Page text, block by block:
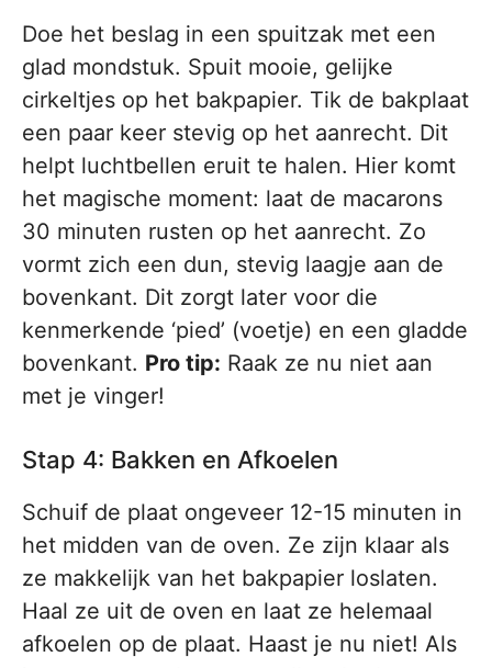
Doe het beslag in een spuitzak met een
glad mondstuk. Spuit mooie, gelijke
cirkeltjes op het bakpapier. Tik de bakplaat
een paar keer stevig op het aanrecht. Dit
helpt luchtbellen eruit te halen. Hier komt
het magische moment: laat de macarons
30 minuten rusten op het aanrecht. Zo
vormt zich een dun, stevig laagje aan de
bovenkant. Dit zorgt later voor die
kenmerkende ‘pied’ (voetje) en een gladde
bovenkant. Pro tip: Raak ze nu niet aan
met je vinger!
Stap 4: Bakken en Afkoelen
Schuif de plaat ongeveer 12-15 minuten in
het midden van de oven. Ze zijn klaar als
ze makkelijk van het bakpapier loslaten.
Haal ze uit de oven en laat ze helemaal
afkoelen op de plaat. Haast je nu niet! Als